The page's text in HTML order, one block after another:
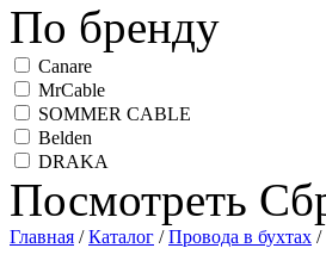
По бренду
Canare
MrCable
SOMMER CABLE
Belden
DRAKA
Посмотреть
Главная /Каталог /Провода в бухтах /